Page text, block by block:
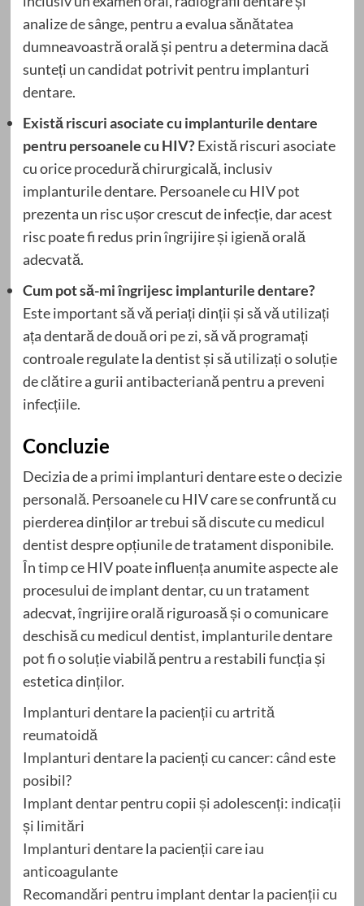
analize de sânge, pentru a evalua sănătatea
dumneavoastră orală și pentru a determina dacă
sunteți un candidat potrivit pentru implanturi
dentare.
Există riscuri asociate cu implanturile dentare
pentru persoanele cu HIV?Există riscuri asociate
cu orice procedură chirurgicală, inclusiv
implanturile dentare. Persoanele cu HIV pot
prezenta un risc ușor crescut de infecție, dar acest
risc poate fi redus prin îngrijire și igienă orală
adecvată.
Cum pot să-mi îngrijesc implanturile dentare?
Este important să vă periați dinții și să vă utilizați
ața dentară de două ori pe zi, să vă programați
controale regulate la dentist și să utilizați o soluție
de clătire a gurii antibacteriană pentru a preveni
infecțiile.
Concluzie
Decizia de a primi implanturi dentare este o decizie
personală. Persoanele cu HIV care se confruntă cu
pierderea dinților ar trebui să discute cu medicul
dentist despre opțiunile de tratament disponibile.
În timp ce HIV poate influența anumite aspecte ale
procesului de implant dentar, cu un tratament
adecvat, îngrijire orală riguroasă și o comunicare
deschisă cu medicul dentist, implanturile dentare
pot fi o soluție viabilă pentru a restabili funcția și
estetica dinților.
Implanturi dentare la pacienții cu artrită
reumatoidă
Implanturi dentare la pacienți cu cancer: când este
posibil?
Implant dentar pentru copii și adolescenți: indicații
și limitări
Implanturi dentare la pacienții care iau
anticoagulante
Recomandări pentru implant dentar la pacienții cu